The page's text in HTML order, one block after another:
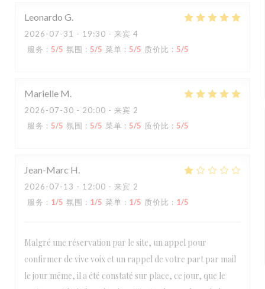
Leonardo G
2026-07-31 - 19:30 - 来宾 4
服务 : 5/5 氛围 : 5/5 菜单 : 5/5 质价比 : 5/5
Marielle M
2026-07-30 - 20:00 - 来宾 2
服务 : 5/5 氛围 : 5/5 菜单 : 5/5 质价比 : 5/5
Jean-Marc H
2026-07-13 - 12:00 - 来宾 2
服务 : 1/5 氛围 : 1/5 菜单 : 1/5 质价比 : 1/5
Malgré une réservation par le site, un appel pour
confirmer de vive voix et un rappel de votre part par mail
le jour même, il a été constaté sur place, ce jour, que le